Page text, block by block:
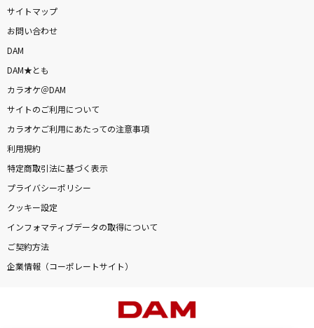
サイトマップ
お問い合わせ
DAM
DAM★とも
カラオケ＠DAM
サイトのご利用について
カラオケご利用にあたっての注意事項
利用規約
特定商取引法に基づく表示
プライバシーポリシー
クッキー設定
インフォマティブデータの取得について
ご契約方法
企業情報（コーポレートサイト）